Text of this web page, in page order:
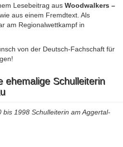
Lesebeitrag aus Woodwalkers –
aus einem Fremdtext. Als
am Regionalwettkampf in
von der Deutsch-Fachschaft für
ehemalige Schulleiterin
1998 Schulleiterin am Aggertal-